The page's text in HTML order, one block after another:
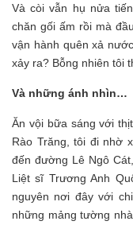
Và còi vẫn hụ nửa
chăn gối ấm rồi mà
vận hành quên xả
xảy ra? Bỗng nhiên tôi
Và những ánh nhìn…
Ăn vội bữa sáng với
Rào Trăng, tôi đi nhờ
đến đường Lê Ngô
Liệt sĩ Trương Anh
nguyên nơi đây với
những mảng tường